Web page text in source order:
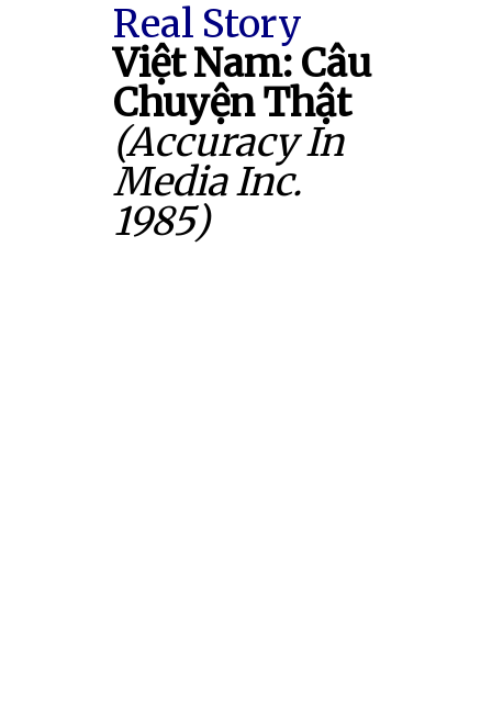
Real Story
Việt Nam: Câu
Chuyện Thật
(Accuracy In
Media Inc.
1985)